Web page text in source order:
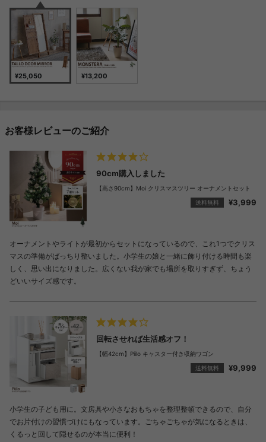
¥25,050 ¥13,200
お客様レビューのご紹介
90cm購入しました
【高さ90cm】Moi クリスマスツリー オーナメントセット
送料無料
¥3,999
オーナメントやライトが最初からセットになっているので、これ1つでクリス
マスの準備がばっちり整いました。小学生の娘と一緒に飾り付ける時間も楽
しく、思い出になりました。広くない我が家でも場所を取りすぎず、ちょう
どいいサイズ感です。
回転させれば生活感オフ！
【幅42cm】Piilo キャスター付き収納ワゴン
送料無料
¥9,999
小学生の子ども用に。文房具や小さなおもちゃを整理整頓できるので、自分
でお片付けの習慣づけにもなっています。ごちゃごちゃが気になるときは、
くるっと回して隠せるのが本当に便利！